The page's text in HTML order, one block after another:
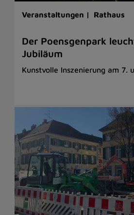
Veranstaltungen | Rathaus
Der Poensgenpark
Jubiläum
Kunstvolle Inszenierung am 7.